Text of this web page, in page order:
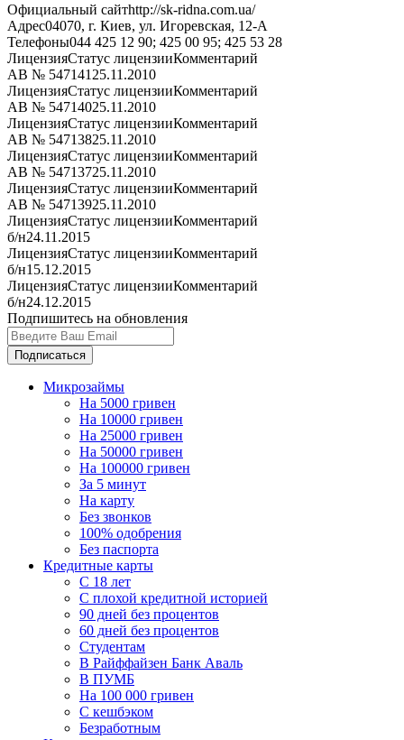
Официальный сайтhttp://sk-ridna.com.ua/
Адрес04070, г. Киев, ул. Игоревская, 12-А
Телефоны044 425 12 90; 425 00 95; 425 53 28
ЛицензияСтатус лицензииКомментарий
АВ № 547141 25.11.2010
ЛицензияСтатус лицензииКомментарий
АВ № 54714025.11.2010
ЛицензияСтатус лицензииКомментарий
АВ № 54713825.11.2010
ЛицензияСтатус лицензииКомментарий
АВ № 54713725.11.2010
ЛицензияСтатус лицензииКомментарий
АВ № 54713925.11.2010
ЛицензияСтатус лицензииКомментарий
б/н24.11.2015
ЛицензияСтатус лицензииКомментарий
б/н15.12.2015
ЛицензияСтатус лицензииКомментарий
б/н24.12.2015
Подпишитесь на обновления
Подписаться
Микрозаймы
На 5000 гривен
На 10000 гривен
На 25000 гривен
На 50000 гривен
На 100000 гривен
За 5 минут
На карту
Без звонков
100% одобрения
Без паспорта
Кредитные карты
C 18 лет
С плохой кредитной историей
90 дней без процентов
60 дней без процентов
Студентам
В Райффайзен Банк Аваль
В ПУМБ
На 100 000 гривен
С кешбэком
Безработным